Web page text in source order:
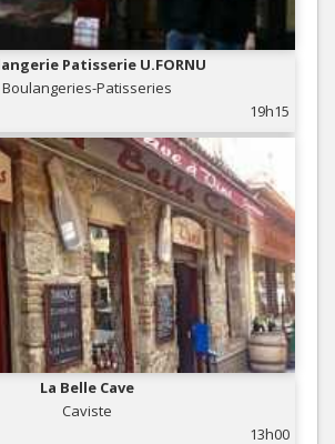
Patisserie U.FORNU
Boulangeries-Patisseries
19h15
La Belle Cave
Caviste
13h00